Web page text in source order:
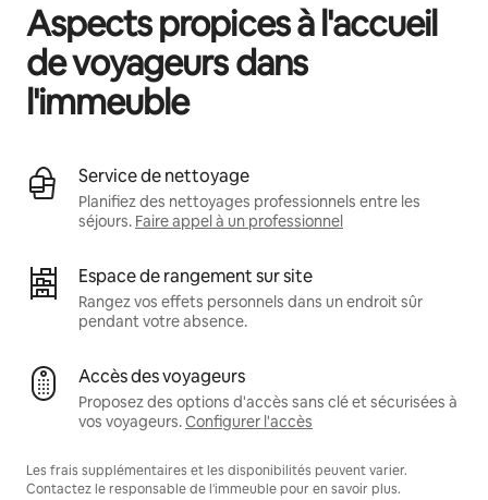
Aspects propices à l'accueil
de voyageurs dans
l'immeuble
Service de nettoyage
Planifiez des nettoyages professionnels entre les
séjours. Faire appel à un professionnel
Espace de rangement sur site
Rangez vos effets personnels dans un endroit sûr
pendant votre absence.
Accès des voyageurs
Proposez des options d'accès sans clé et sécurisées à
vos voyageurs.Configurer l'accès
Les frais supplémentaires et les disponibilités peuvent varier.
Contactez le responsable de l'immeuble pour en savoir plus.